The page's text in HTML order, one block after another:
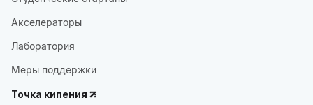
Акселераторы
Лаборатория
Меры поддержки
Точка кипения